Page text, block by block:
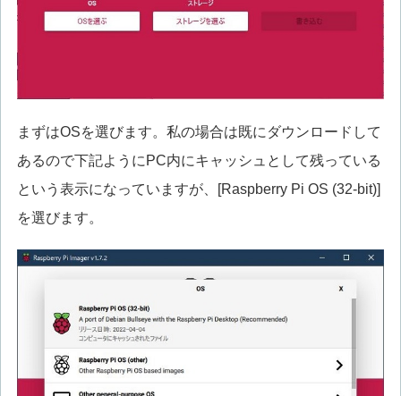
まずはOSを選びます。私の場合は既にダウンロードして
あるので下記ようにPC内にキャッシュとして残っている
という表示になっていますが、[Raspberry Pi OS (32-bit)]
を選びます。